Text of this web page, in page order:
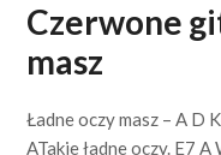
Czerwone
masz
Ładne oczy masz – A D
ATakie ładne oczy. E7